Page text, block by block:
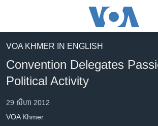
គេហទំព័រ​
រំលង​
និង​
ទៅ​​
ទំព័រ​
អន្តរជាតិ
VOA KHMER IN ENGLISH
Convention Delegates
Political Activity
29 សីហា 2012
VOA Khmer